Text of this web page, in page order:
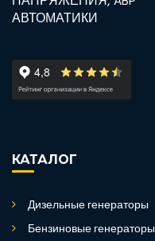
КАТАЛОГ
Дизельные генераторы
Бензиновые генераторы